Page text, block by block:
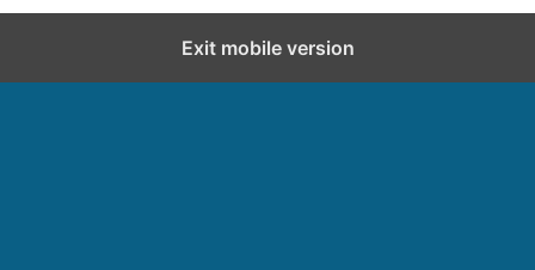
Exit mobile version